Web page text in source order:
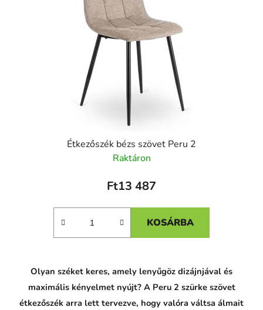
Étkezőszék bézs szövet Peru 2
Raktáron
Ft13 487
KOSÁRBA
Olyan széket keres, amely lenyűgöz dizájnjával és
maximális kényelmet nyújt? A Peru 2 szürke szövet
étkezőszék arra lett tervezve, hogy valóra váltsa álmait